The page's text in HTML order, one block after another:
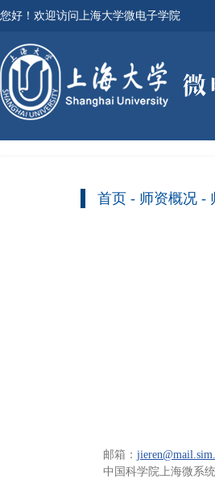
您好！欢迎访问上海大学微电子学院
首页 - 师资概况 -
邮箱：
中国科学院上海微系